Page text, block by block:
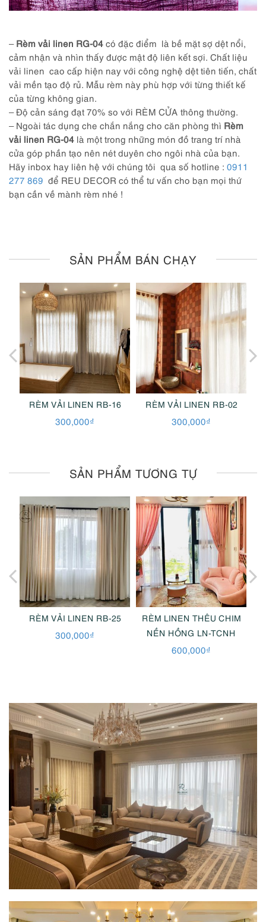
– Rèm vải linen RG-04 có đặc điểm là bề mặt sợ dệt nổi,
cảm nhận và nhìn thấy được mật độ liên kết sợi. Chất liệu
vải linen cao cấp hiện nay với công nghệ dệt tiên tiến, chất
vải mền tạo độ rủ. Mẫu rèm này phù hợp với từng thiết kế
của từng không gian.
– Độ cản sáng đạt 70% so với RÈM CỬA thông thường.
– Ngoài tác dụng che chắn nắng cho căn phòng thì Rèm
vải linen RG-04 là một trong những món đồ trang trí nhà
cửa góp phần tạo nên nét duyên cho ngôi nhà của bạn.
Hãy inbox hay liên hệ với chúng tôi qua số hotline : 0911
277 869 để REU DECOR có thể tư vấn cho bạn mọi thứ
bạn cần về mành rèm nhé !
SẢN PHẨM BÁN CHẠY
RÈM VẢI LINEN RB-16
300,000₫
RÈM VẢI LINEN RB-02
300,000₫
SẢN PHẨM TƯƠNG TỰ
RÈM VẢI LINEN RB-25
300,000₫
RÈM LINEN THÊU CHIM
NỀN HỒNG LN-TCNH
600,000₫